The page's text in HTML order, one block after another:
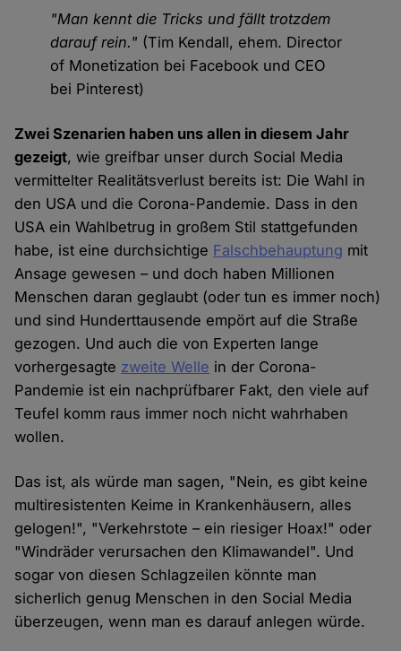
"Man kennt die Tricks und fällt trotzdem
darauf rein." (Tim Kendall, ehem. Director
of Monetization bei Facebook und CEO
bei Pinterest)
Zwei Szenarien haben uns allen in diesem Jahr
gezeigt, wie greifbar unser durch Social Media
vermittelter Realitätsverlust bereits ist: Die Wahl in
den USA und die Corona-Pandemie. Dass in den
USA ein Wahlbetrug in großem Stil stattgefunden
habe, ist eine durchsichtige Falschbehauptung mit
Ansage gewesen – und doch haben Millionen
Menschen daran geglaubt (oder tun es immer noch)
und sind Hunderttausende empört auf die Straße
gezogen. Und auch die von Experten lange
vorhergesagte zweite Welle in der Corona-
Pandemie ist ein nachprüfbarer Fakt, den viele auf
Teufel komm raus immer noch nicht wahrhaben
wollen.
Das ist, als würde man sagen, "Nein, es gibt keine
multiresistenten Keime in Krankenhäusern, alles
gelogen!", "Verkehrstote – ein riesiger Hoax!" oder
"Windräder verursachen den Klimawandel". Und
sogar von diesen Schlagzeilen könnte man
sicherlich genug Menschen in den Social Media
überzeugen, wenn man es darauf anlegen würde.